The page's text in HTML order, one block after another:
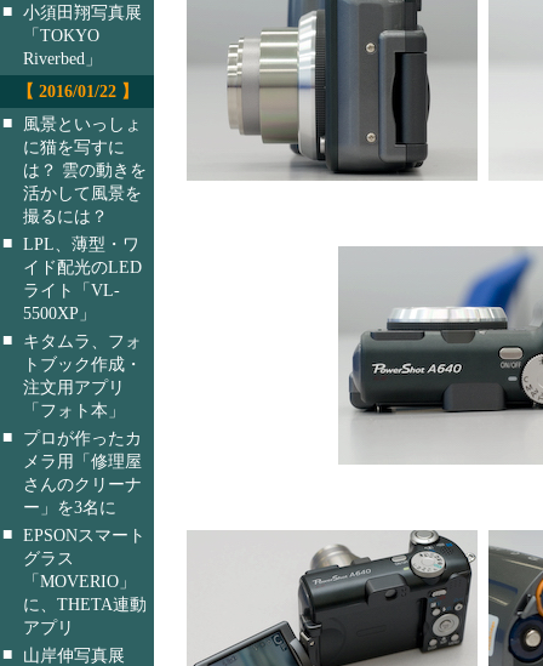
■ 小須田翔写真展
「TOKYO
Riverbed」
【 2016/01/22 】
■
風景といっしょ
に猫を写すに
は？ 雲の動きを
活かして風景を
撮るには？
■ LPL、薄型・ワ
イド配光のLED
ライト「VL-
5500XP」
■
キタムラ、フォ
トブック作成・
注文用アプリ
「フォト本」
■
プロが作ったカ
メラ用「修理屋
さんのクリーナ
ー」を3名に
■ EPSONスマート
グラス
「MOVERIO」
に、THETA連動
アプリ
■
山岸伸写真展